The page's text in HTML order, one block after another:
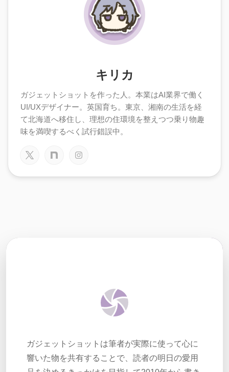
キリカ
ガジェットショットを作った人。本業はAI業界で働く
UI/UXデザイナー。英国育ち。東京、湘南の生活を経
て北海道へ移住し、理想の住環境を整えつつ乗り物趣
味を満喫するべく試行錯誤中。
ガジェットショットは筆者が実際に使って心に
響いた物を共有することで、読者の明日の愛用